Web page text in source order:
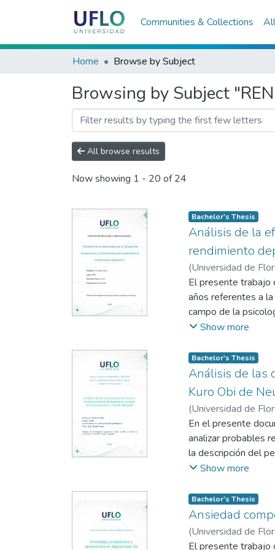
Communities & Collections
Home Browse by Subject
Browsing by Subject
All browse results
Now showing 1 - 20 of 24
Bachelor's Thesis
Análisis de la
rendimiento
(Universidad de
El presente trabajo
años referentes a
campo de la
estudiados,
Google Academics,
cumplieron con los
compromiso”,
estudio). Se
concluyeron que
no se puede aún
mejoría en el
propongan estudiar
Show more
Bachelor's Thesis
Análisis de las
Kuro Obi de
(Universidad de
En el presente
analizar probables
la descripción del
de fuerza y saltos.
sesiones en el
realizaron
corporal, talla).
Como conclusión
Show more
Bachelor's Thesis
Ansiedad
(Universidad de
El presente trabajo